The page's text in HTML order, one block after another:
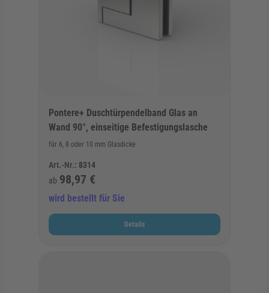
Pontere+ Duschtürpendelband Glas an
Wand 90°, einseitige Befestigungslasche
für 6, 8 oder 10 mm Glasdicke
Art.-Nr.: 8314
ab 98,97 €
wird bestellt für Sie
Details